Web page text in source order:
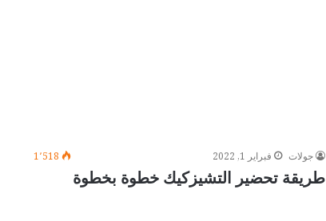
جولات فبراير 1, 2022 1٬518
طريقة تحضير التشيزكيك خطوة بخطوة